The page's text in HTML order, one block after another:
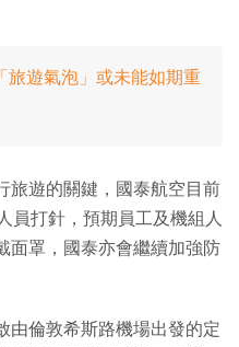
旅遊氣泡」或未能如期重
旅遊的關鍵，國泰航空目前
員打針，預期員工及機組人
面罩，國泰亦會繼續加強防
由倫敦希斯路機場出發的定